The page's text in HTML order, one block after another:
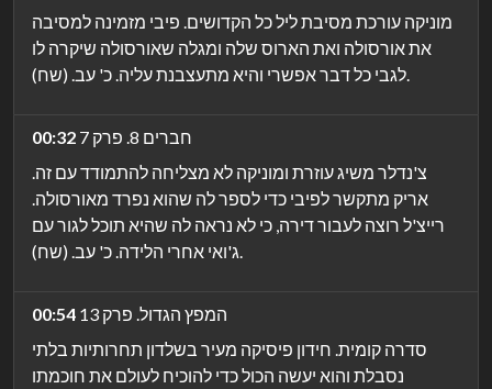
מוניקה עורכת מסיבת ליל כל הקדושים. פיבי מזמינה למסיבה
את אורסולה ואת הארוס שלה ומגלה שאורסולה שיקרה לו
לגבי כל דבר אפשרי והיא מתעצבנת עליה. כ' עב. (שח).
00:32
חברים 8. פרק 7
צ'נדלר משיג עוזרת ומוניקה לא מצליחה להתמודד עם זה.
אריק מתקשר לפיבי כדי לספר לה שהוא נפרד מאורסולה.
רייצ'ל רוצה לעבור דירה, כי לא נראה לה שהיא תוכל לגור עם
ג'ואי אחרי הלידה. כ' עב. (שח).
00:54
המפץ הגדול. פרק 13
סדרה קומית. חידון פיסיקה מעיר בשלדון תחרותיות בלתי
נסבלת והוא יעשה הכול כדי להוכיח לעולם את חוכמתו